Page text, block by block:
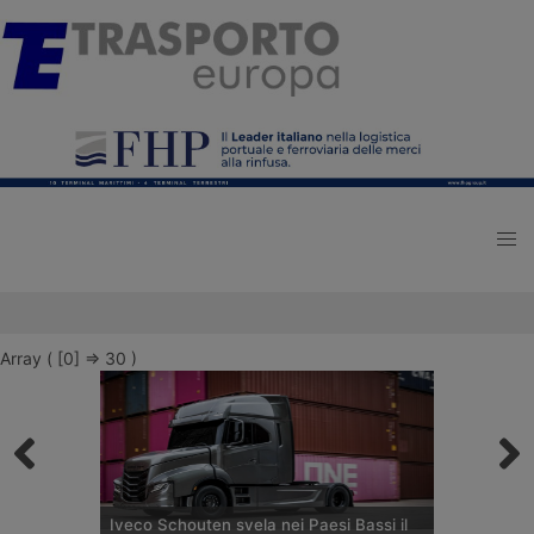
Array ( [0] => 30 )
Iveco Schouten svela nei Paesi Bassi il